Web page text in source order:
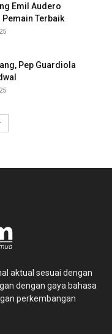
Emil Audero
Pemain Terbaik
Pep Guardiola
aktual sesuai dengan
dengan gaya bahasa
perkembangan